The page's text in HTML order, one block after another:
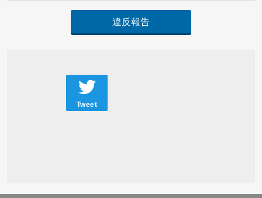
違反報告
Tweet